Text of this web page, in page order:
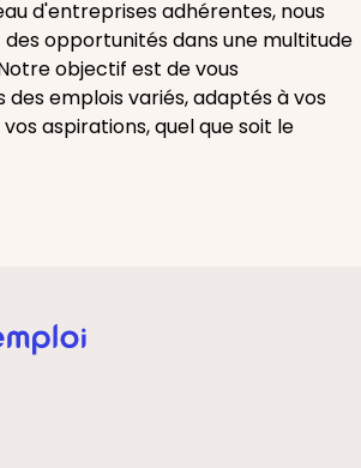
d'entreprises adhérentes, nous
opportunités dans une multitude
objectif est de vous
emplois variés, adaptés à vos
aspirations, quel que soit le